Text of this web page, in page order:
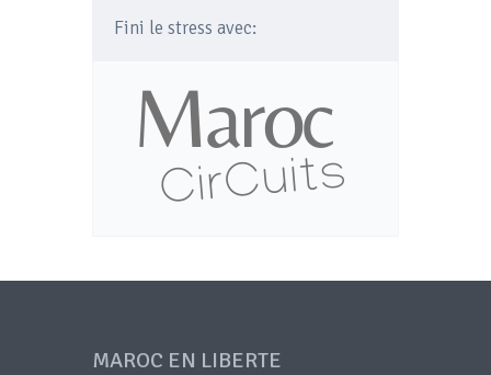
Fini le stress avec:
MAROC EN LIBERTE